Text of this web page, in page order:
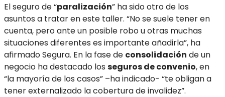
El seguro de “paralización” ha sido otro de los
asuntos a tratar en este taller. “No se suele tener en
cuenta, pero ante un posible robo u otras muchas
situaciones diferentes es importante añadirla”, ha
afirmado Segura. En la fase de consolidación de un
negocio ha destacado los seguros de convenio, en
“la mayoría de los casos” –ha indicado- “te obligan a
tener externalizado la cobertura de invalidez”.